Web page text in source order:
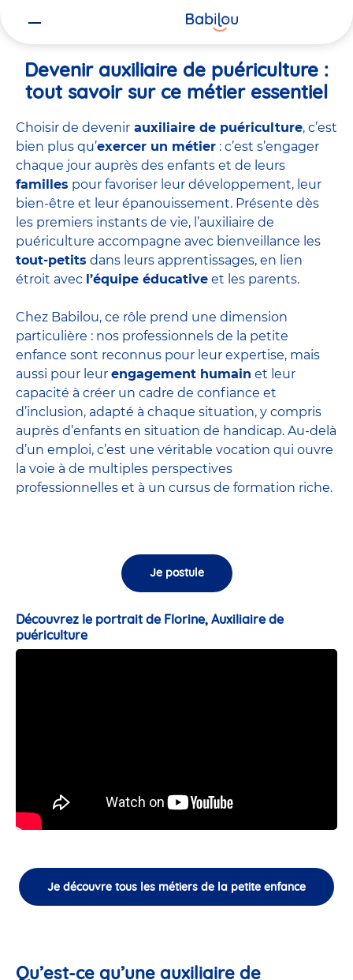
Devenir auxiliaire de puériculture :
tout savoir sur ce métier essentiel
Choisir de devenir auxiliaire de puériculture, c’est
bien plus qu’exercer un métier : c’est s’engager
chaque jour auprès des enfants et de leurs
familles pour favoriser leur développement, leur
bien-être et leur épanouissement. Présente dès
les premiers instants de vie, l’auxiliaire de
puériculture accompagne avec bienveillance les
tout-petits dans leurs apprentissages, en lien
étroit avec l’équipe éducative et les parents.
Chez Babilou, ce rôle prend une dimension
particulière : nos professionnels de la petite
enfance sont reconnus pour leur expertise, mais
aussi pour leur engagement humain et leur
capacité à créer un cadre de confiance et
d’inclusion, adapté à chaque situation, y compris
auprès d’enfants en situation de handicap. Au-delà
d’un emploi, c’est une véritable vocation qui ouvre
la voie à de multiples perspectives
professionnelles et à un cursus de formation riche.
Je postule
Découvrez le portrait de Florine, Auxiliaire de
puériculture
Je découvre tous les métiers de la petite enfance
Qu’est-ce qu’une auxiliaire de